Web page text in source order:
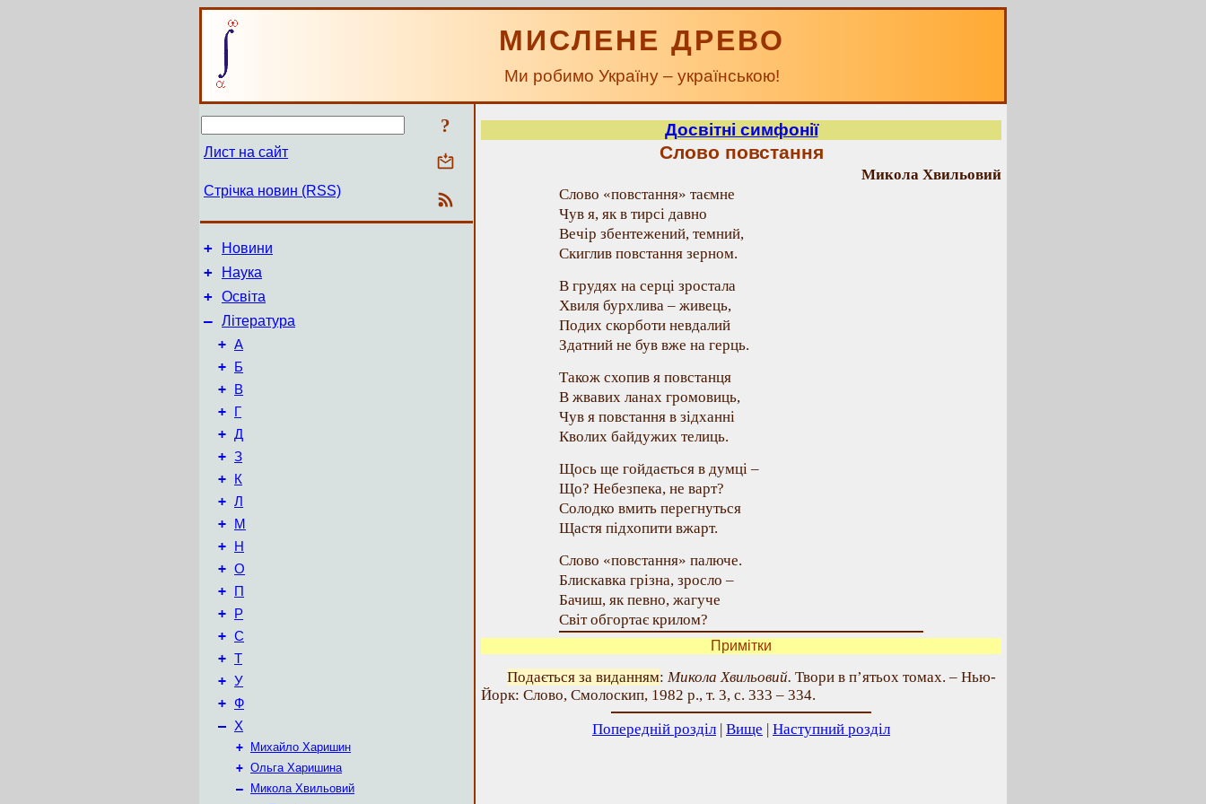
МИСЛЕНЕ ДРЕВО
Ми робимо Україну – українською!
?
Лист на сайт
Стрічка новин (RSS)
+ Новини
+ Наука
+ Освіта
– Література
+ А
+ Б
+ В
+ Г
+ Д
+ З
+ К
+ Л
+ М
+ Н
+ О
+ П
+ Р
+ С
+ Т
+ У
+ Ф
– Х
+
Михайло Харишин
+ Ольга Харишина
–
Микола Хвильовий
Досвітні симфонії
Слово повстання
Микола Хвильовий
Слово «повстання» таємне
Чув я, як в тирсі давно
Вечір збентежений, темний,
Скиглив повстання зерном.
В грудях на серці зростала
Хвиля бурхлива – живець,
Подих скорботи невдалий
Здатний не був вже на герць.
Також схопив я повстанця
В жвавих ланах громовиць,
Чув я повстання в зідханні
Кволих байдужих телиць.
Щось ще гойдається в думці –
Що? Небезпека, не варт?
Солодко вмить перегнуться
Щастя підхопити вжарт.
Слово «повстання» палюче.
Блискавка грізна, зросло –
Бачиш, як певно, жагуче
Світ обгортає крилом?
Примітки
Подається за виданням: Микола Хвильовий. Твори в п’ятьох томах. – Нью-
Йорк: Слово, Смолоскип, 1982 р., т. 3, с. 333 – 334.
Попередній розділ | Вище | Наступний розділ